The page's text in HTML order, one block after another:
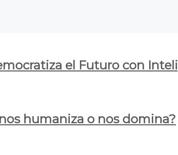
el Futuro con
humaniza o nos domina?